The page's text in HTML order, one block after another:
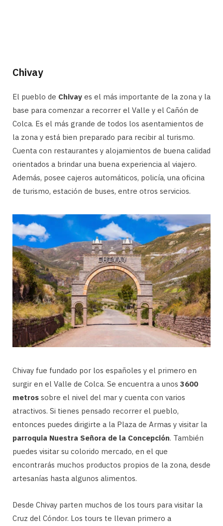
Chivay
El pueblo de Chivay es el más importante de la zona y la
base para comenzar a recorrer el Valle y el Cañón de
Colca. Es el más grande de todos los asentamientos de
la zona y está bien preparado para recibir al turismo.
Cuenta con restaurantes y alojamientos de buena calidad
orientados a brindar una buena experiencia al viajero.
Además, posee cajeros automáticos, policía, una oficina
de turismo, estación de buses, entre otros servicios.
Chivay fue fundado por los españoles y el primero en
surgir en el Valle de Colca. Se encuentra a unos 3600
metros sobre el nivel del mar y cuenta con varios
atractivos. Si tienes pensado recorrer el pueblo,
entonces puedes dirigirte a la Plaza de Armas y visitar la
parroquia Nuestra Señora de la Concepción. También
puedes visitar su colorido mercado, en el que
encontrarás muchos productos propios de la zona, desde
artesanías hasta algunos alimentos.
Desde Chivay parten muchos de los tours para visitar la
Cruz del Cóndor. Los tours te llevan primero a